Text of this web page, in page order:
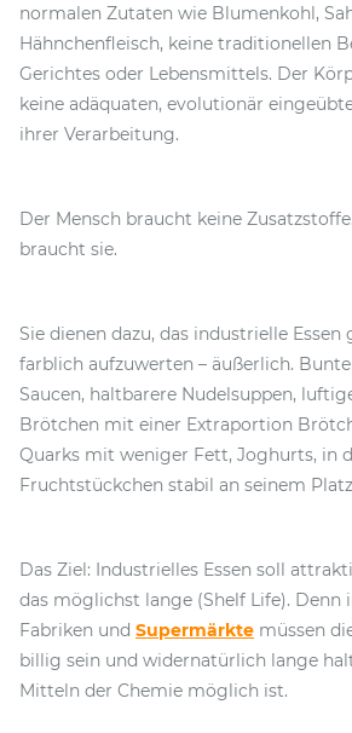
normalen Zutaten wie Blumenkohl,
Hähnchenfleisch, keine traditionellen
Gerichtes oder Lebensmittels. Der
keine adäquaten, evolutionär
ihrer Verarbeitung.
Der Mensch braucht keine
braucht sie.
Sie dienen dazu, das industrielle
farblich aufzuwerten – äußerlich.
Saucen, haltbarere Nudelsuppen,
Brötchen mit einer Extraportion
Quarks mit weniger Fett, Joghurts, in
Fruchtstückchen stabil an seinem
Das Ziel: Industrielles Essen soll
das möglichst lange (Shelf Life). Denn
Fabriken und Supermärkte müssen
billig sein und widernatürlich lange
Mitteln der Chemie möglich ist.